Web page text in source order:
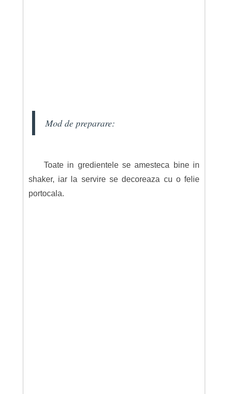
Mod de preparare:
Toate in gredientele se amesteca bine in
shaker, iar la servire se decoreaza cu o felie
portocala.